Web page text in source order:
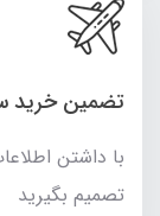
تضمین خرید
با داشتن
تصمیم بگیرید